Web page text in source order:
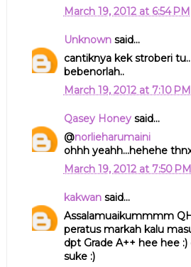
March 19, 2012 at 6:54 PM
Unknownsaid...
cantiknya kek stroberi
bebenorlah..
March 19, 2012 at 7:10 PM
Qasey Honeysaid...
@norlieharumaini
ohhh yeahh...hehehe
March 19, 2012 at 7:50 PM
kakwansaid...
Assalamuaikummmm
peratus markah kalu
dpt Grade A++ hee hee
suke :)